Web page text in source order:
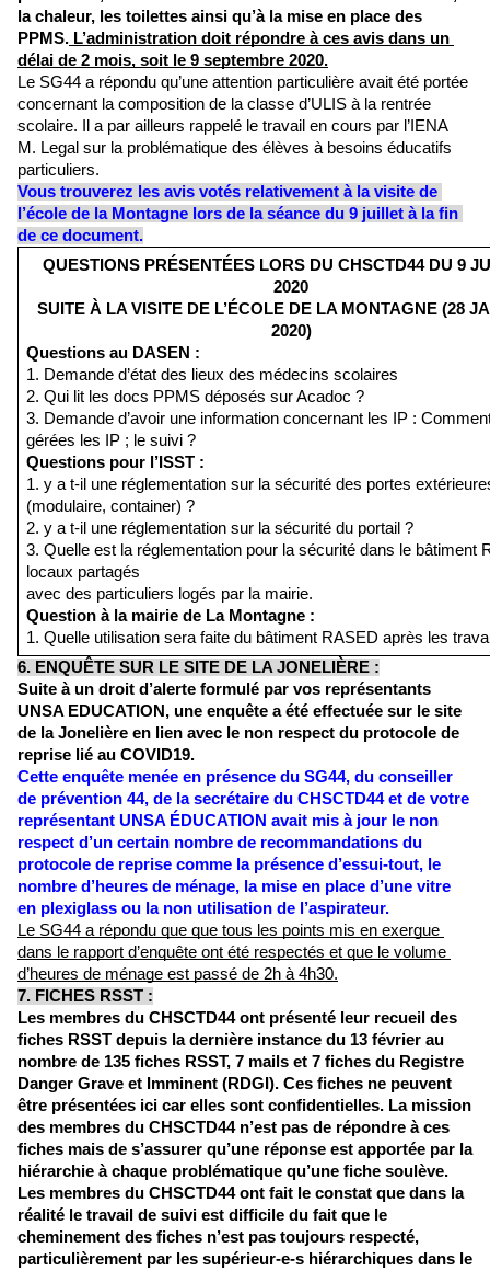
la chaleur, les toilettes ainsi qu’à la mise en place des
PPMS. L’administration doit répondre à ces avis dans un
délai de 2 mois, soit le 9 septembre 2020.
Le SG44 a répondu qu’une attention particulière avait été portée
concernant la composition de la classe d’ULIS à la rentrée
scolaire. Il a par ailleurs rappelé le travail en cours par l’IENA
M. Legal sur la problématique des élèves à besoins éducatifs
particuliers.
Vous trouverez les avis votés relativement à la visite de
l’école de la Montagne lors de la séance du 9 juillet à la fin
de ce document.
QUESTIONS PRÉSENTÉES LORS DU CHSCTD44 DU 9
2020
SUITE À LA VISITE DE L’ÉCOLE DE LA MONTAGNE (28
2020)
Questions au DASEN :
1. Demande d’état des lieux des médecins scolaires
2. Qui lit les docs PPMS déposés sur Acadoc ?
3. Demande d’avoir une information concernant les IP :
gérées les IP ; le suivi ?
Questions pour l’ISST :
1. y a t-il une réglementation sur la sécurité des portes
(modulaire, container) ?
2. y a t-il une réglementation sur la sécurité du portail ?
3. Quelle est la réglementation pour la sécurité dans le bâtiment
locaux partagés
avec des particuliers logés par la mairie.
Question à la mairie de La Montagne :
1. Quelle utilisation sera faite du bâtiment RASED après les
6. ENQUÊTE SUR LE SITE DE LA JONELIÈRE :
Suite à un droit d’alerte formulé par vos représentants
UNSA EDUCATION, une enquête a été effectuée sur le site
de la Jonelière en lien avec le non respect du protocole de
reprise lié au COVID19.
Cette enquête menée en présence du SG44, du conseiller
de prévention 44, de la secrétaire du CHSCTD44 et de votre
représentant UNSA ÉDUCATION avait mis à jour le non
respect d’un certain nombre de recommandations du
protocole de reprise comme la présence d’essui-tout, le
nombre d’heures de ménage, la mise en place d’une vitre
en plexiglass ou la non utilisation de l’aspirateur.
Le SG44 a répondu que que tous les points mis en exergue
dans le rapport d’enquête ont été respectés et que le volume
d’heures de ménage est passé de 2h à 4h30.
7. FICHES RSST :
Les membres du CHSCTD44 ont présenté leur recueil des
fiches RSST depuis la dernière instance du 13 février au
nombre de 135 fiches RSST, 7 mails et 7 fiches du Registre
Danger Grave et Imminent (RDGI). Ces fiches ne peuvent
être présentées ici car elles sont confidentielles. La mission
des membres du CHSCTD44 n’est pas de répondre à ces
fiches mais de s’assurer qu’une réponse est apportée par la
hiérarchie à chaque problématique qu’une fiche soulève.
Les membres du CHSCTD44 ont fait le constat que dans la
réalité le travail de suivi est difficile du fait que le
cheminement des fiches n’est pas toujours respecté,
particulièrement par les supérieur-e-s hiérarchiques dans le